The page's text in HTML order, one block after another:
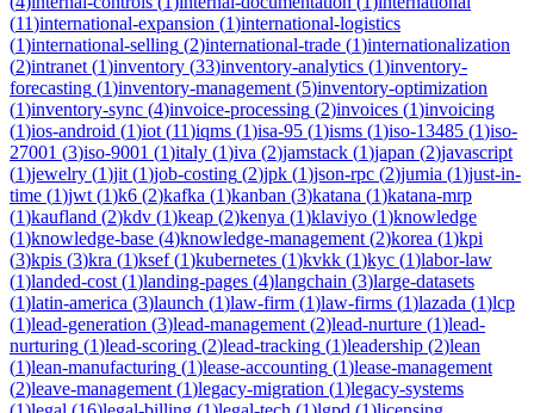
(11)international-expansion (1)international-logistics
(1)international-selling (2)international-trade (1)internationalization
(2)intranet (1)inventory (33)inventory-analytics (1)inventory-
forecasting (1)inventory-management (5)inventory-optimization
(1)inventory-sync (4)invoice-processing (2)invoices (1)invoicing
(1)ios-android (1)iot (11)iqms (1)isa-95 (1)isms (1)iso-13485 (1)iso-
27001 (3)iso-9001 (1)italy (1)iva (2)jamstack (1)japan (2)javascript
(1)jewelry (1)jit (1)job-costing (2)jpk (1)json-rpc (2)jumia (1)just-in-
time (1)jwt (1)k6 (2)kafka (1)kanban (3)katana (1)katana-mrp
(1)kaufland (2)kdv (1)keap (2)kenya (1)klaviyo (1)knowledge
(1)knowledge-base (4)knowledge-management (2)korea (1)kpi
(3)kpis (3)kra (1)ksef(1)kubernetes (1)kvkk (1)kyc (1)labor-law
(1)landed-cost (1)landing-pages (4)langchain (3)large-datasets
(1)latin-america (3)launch (1)law-firm (1)law-firms (1)lazada (1)lcp
(1)lead-generation (3)lead-management (2)lead-nurture (1)lead-
nurturing (1)lead-scoring (2)lead-tracking (1)leadership (2)lean
(1)lean-manufacturing (1)lease-accounting (1)lease-management
(2)leave-management (1)legacy-migration (1)legacy-systems